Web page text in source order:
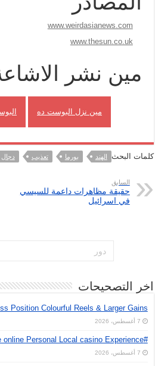
www.weirdasianews.com
www.thesun.co.uk
مين نشر
مين نزل البوست ده
كلمات البحث الهند بورما تعذيب دجال
السابق
حقيقة مظاهرات داعمة للسيسي
في اسرائيل
اخر التصحيحات
Position Colourful Reels & Larger Gains
7 أغسطس، 2026
#step one Free online Personal Local casino Experience
7 أغسطس، 2026